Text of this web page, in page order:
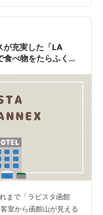
に入って、チェックイ
再び函館観光へ❄️ ＼数
ルに帰ろう〜 今回…
が充実した「LA
べ物をたらふく楽
まで「ラビスタ函館
室から函館山が見える